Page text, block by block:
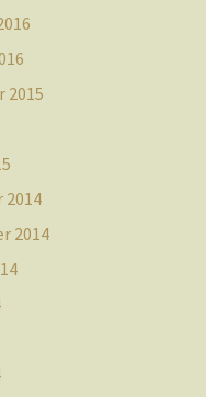
2015
2014
2014